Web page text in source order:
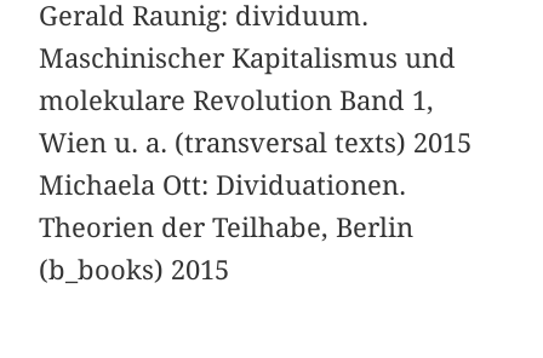
Gerald Raunig: dividuum.
Maschinischer Kapitalismus und
molekulare Revolution Band 1,
Wien u. a. (transversal texts) 2015
Michaela Ott: Dividuationen.
Theorien der Teilhabe, Berlin
(b_books) 2015